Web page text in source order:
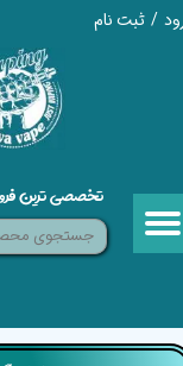
/ ثبت نام
حساب کاربری من
خروج از حساب
تخصصی ترین